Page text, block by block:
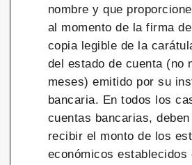
nombre y que
al momento de la firma
copia legible de la
del estado de cuenta (no
meses) emitido por su
bancaria. En todos los
cuentas bancarias,
recibir el monto de los
económicos establecidos